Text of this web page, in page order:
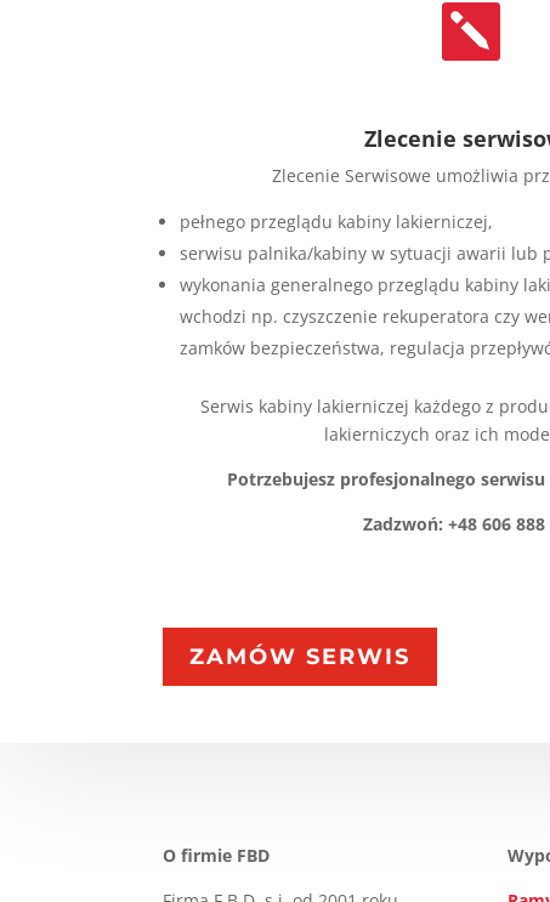

Zlecenie
Zlecenie Serwisowe umożliwia
pełnego przeglądu kabiny lakierniczej,
serwisu palnika/kabiny w sytuacji awarii lub
wykonania generalnego przeglądu kabiny
wchodzi np. czyszczenie rekuperatora czy
zamków bezpieczeństwa, regulacja
Serwis kabiny lakierniczej każdego z
lakierniczych oraz ich
Potrzebujesz profesjonalnego
Zadzwoń: +48 606 888
ZAMÓW SERWIS
O firmie FBD